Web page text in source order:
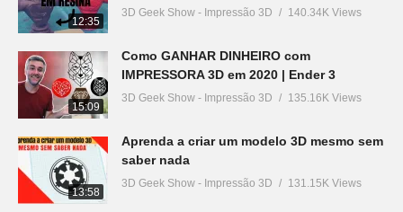
12:35
3D Geek Show - Impressão 3D 140.34K Views
15:09
Como GANHAR DINHEIRO com
IMPRESSORA 3D em 2020 | Ender 3
3D Geek Show - Impressão 3D 135.16K Views
13:58
Aprenda a criar um modelo 3D mesmo sem
saber nada
3D Geek Show - Impressão 3D 131.15K Views